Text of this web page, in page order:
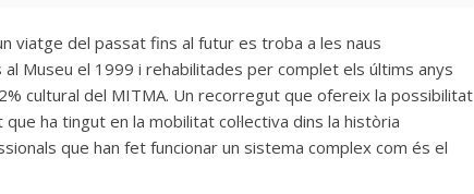
viatge del passat fins al futur es troba a les naus
Museu el 1999 i rehabilitades per complet els últims anys
cultural del MITMA. Un recorregut que ofereix la possibilitat
ha tingut en la mobilitat col·lectiva dins la història
que han fet funcionar un sistema complex com és el